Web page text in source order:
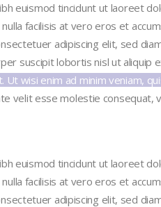
euismod tincidunt ut laoreet
facilisis at vero eros et
adipiscing elit, sed
suscipit lobortis nisl ut aliquip
wisi enim ad minim veniam,
velit esse molestie consequat,
euismod tincidunt ut laoreet
facilisis at vero eros et
adipiscing elit, sed